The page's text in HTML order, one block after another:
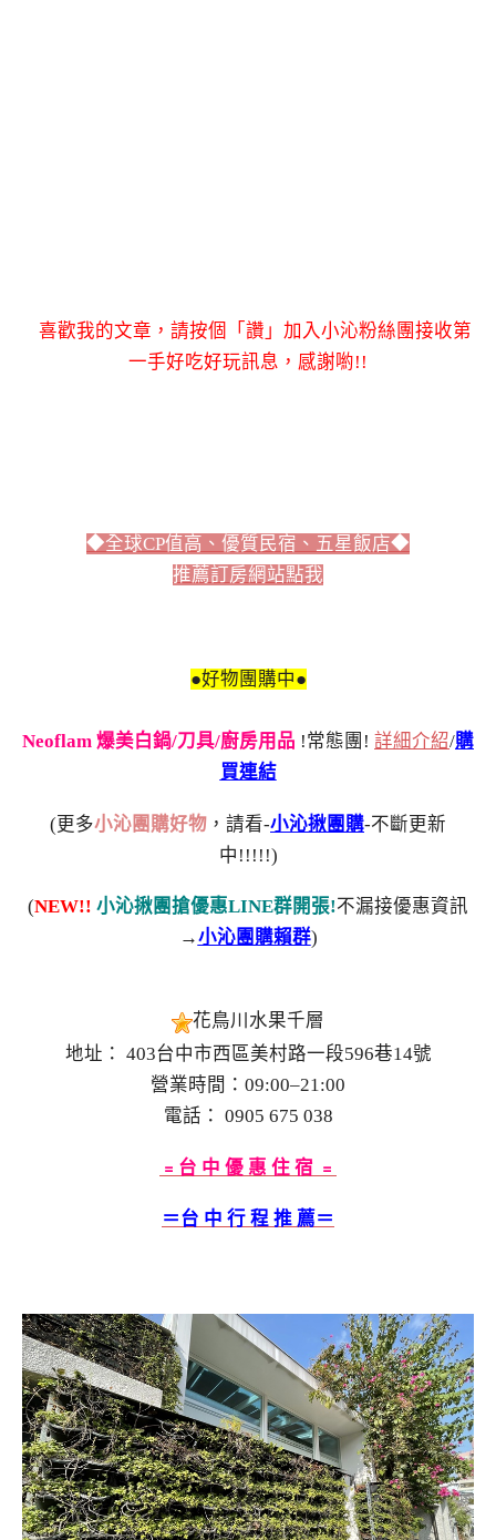
喜歡我的文章，請按個「讚」加入小沁粉絲團接收第
一手好吃好玩訊息，感謝喲!!
◆全球CP值高、優質民宿、五星飯店◆
推薦訂房網站點我
●好物團購中●
Neoflam 爆美白鍋/刀具/廚房用品 !常態團! 詳細介紹/購
買連結
(更多小沁團購好物 ，請看-小沁揪團購-不斷更新
中!!!!!)
(NEW!! 小沁揪團搶優惠LINE群開張!不漏接優惠資訊
→小沁團購賴群)
花鳥川水果千層
地址： 403台中市西區美村路一段596巷14號
營業時間：09:00–21:00
電話： 0905 675 038
﹦台 中 優 惠 住 宿 ﹦
＝台 中 行 程 推 薦＝